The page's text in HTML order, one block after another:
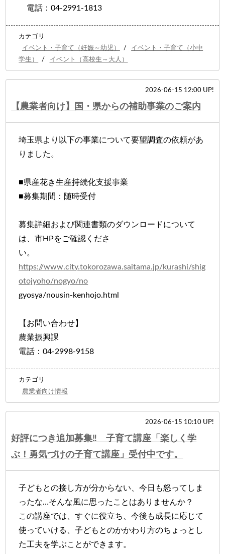
電話：04-2991-1813
カテゴリ
イベント・子育て（妊娠～幼児）
/
イベント・子育て（小中
学生）
/ イベント（高校生～大人）
2026-06-15 12:00 UP!
【農業者向け】国・県からの補助事業のご案内
埼玉県より以下の事業について要望調査の依頼があ
りました。
■県産花き生産持続化支援事業
■募集期間：随時受付
募集詳細および関連書類のダウンロードについて
は、市HPをご確認くださ
い。
https://www.city.tokorozawa.saitama.jp/kurashi/shig
otojyoho/nogyo/no
gyosya/nousin-kenhojo.html
【お問い合わせ】
農業振興課
電話：04-2998-9158
カテゴリ
農業者向け情報
2026-06-15 10:10 UP!
好評につき追加募集‼ 子育て講座「楽しく学
ぶ！勇気づけの子育て講座」受付中です。
子どもとの接し方が分からない、今日も怒ってしま
ったな…そんな風に思ったことはありませんか？
この講座では、すぐに役立ち、今後も成長に応じて
使っていける、子どもとのかかわり方のちょっとし
た工夫を学ぶことができます。